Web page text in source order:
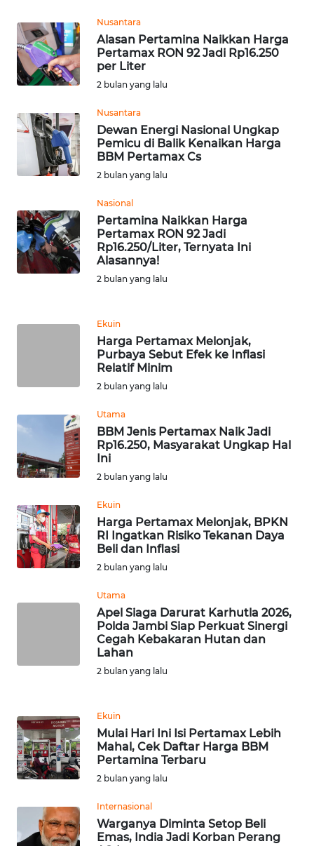
Nusantara
Alasan Pertamina Naikkan Harga
Pertamax RON 92 Jadi Rp16.250
per Liter
2 bulan yang lalu
Nusantara
Dewan Energi Nasional Ungkap
Pemicu di Balik Kenaikan Harga
BBM Pertamax Cs
2 bulan yang lalu
Nasional
Pertamina Naikkan Harga
Pertamax RON 92 Jadi
Rp16.250/Liter, Ternyata Ini
Alasannya!
2 bulan yang lalu
Ekuin
Harga Pertamax Melonjak,
Purbaya Sebut Efek ke Inflasi
Relatif Minim
2 bulan yang lalu
Utama
BBM Jenis Pertamax Naik Jadi
Rp16.250, Masyarakat Ungkap Hal
Ini
2 bulan yang lalu
Ekuin
Harga Pertamax Melonjak, BPKN
RI Ingatkan Risiko Tekanan Daya
Beli dan Inflasi
2 bulan yang lalu
Utama
Apel Siaga Darurat Karhutla 2026,
Polda Jambi Siap Perkuat Sinergi
Cegah Kebakaran Hutan dan
Lahan
2 bulan yang lalu
Ekuin
Mulai Hari Ini Isi Pertamax Lebih
Mahal, Cek Daftar Harga BBM
Pertamina Terbaru
2 bulan yang lalu
Internasional
Warganya Diminta Setop Beli
Emas, India Jadi Korban Perang
INFO
IKLAN
PEDOMAN
MEDIA
SIBER
REDAKSI
KARIR
Wahana
WN
JAKARTA
JABAR
WN
BANTEN
PAPUA
WN
PAPUA
BARAT
WN
RIAU